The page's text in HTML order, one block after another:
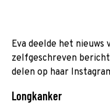
Eva deelde het nieuws
zelfgeschreven
delen op haar
Longkanker